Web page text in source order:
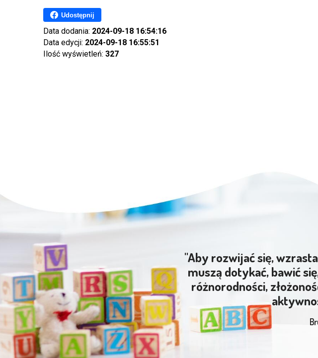
Udostępnij
Data dodania: 2024-09-18 16:54:16
Data edycji: 2024-09-18 16:55:51
Ilość wyświetleń: 327
"Aby rozwijać się,
muszą dotykać, bawić
różnorodności,